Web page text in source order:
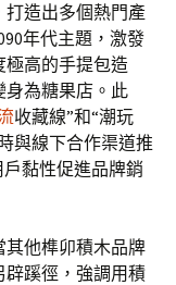
造出多個熱門產
年代主題，激發
高的手提包造
身為糖果店。此
收藏線”和“潮玩
與線下合作渠道推
黏性促進品牌銷
他榫卯積木品牌
蹊徑，強調用積